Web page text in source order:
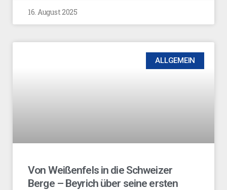
16. August 2025
ALLGEMEIN
Von Weißenfels in die Schweizer
Berge – Beyrich über seine ersten